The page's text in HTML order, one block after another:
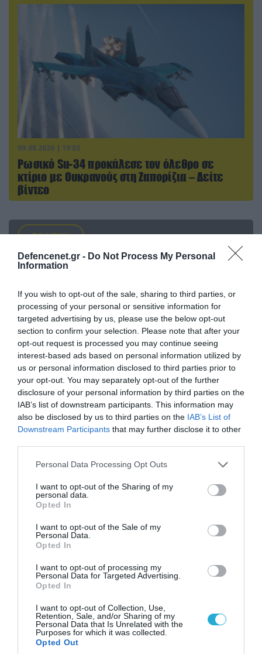
Defencenet.gr - Do Not Process My Personal
Information
If you wish to opt-out of the sale, sharing to third parties, or
processing of your personal or sensitive information for
targeted advertising by us, please use the below opt-out
section to confirm your selection. Please note that after your
opt-out request is processed you may continue seeing
interest-based ads based on personal information utilized by
us or personal information disclosed to third parties prior to
your opt-out. You may separately opt-out of the further
disclosure of your personal information by third parties on the
IAB’s list of downstream participants. This information may
also be disclosed by us to third parties on the IAB’s List of
Downstream Participants that may further disclose it to other
Please note that this website/app uses one or more Google
not limited to your visit or usage behaviour. You may click to
grant or deny consent to Google and its third-party tags to
use your data for below specified purposes in below Google
consent section.
Personal Data Processing Opt Outs
I want to opt-out of the Sharing of my
personal data.
Opted In
I want to opt-out of the Sale of my
Personal Data.
Opted In
I want to opt-out of processing my
Personal Data for Targeted Advertising.
Opted In
I want to opt-out of Collection, Use,
Retention, Sale, and/or Sharing of my
Personal Data that Is Unrelated with the
Purposes for which it was collected.
Opted Out
09.08.2026 | 19:02
Ρωσικό Su-34 προκάλεσε τον όλεθρο σε
κτίριο με Ουκρανούς στη Ζαπορίζια – Δείτε
βίντεο
ΠΟΛΙΤΙΚΗ
09.08.2026 | 17:02
ΣΥΡΙΖΑ για υποκλοπές: «Το (παρα)κράτος της ΝΔ
έχει συνέχεια και συνέπεια»
08.08.2026 | 09:02
«Η απόλυτη τραγωδία»: Η «αιχμηρή» ανάρτηση
του Αρκά για τα τατουάζ (φωτο)